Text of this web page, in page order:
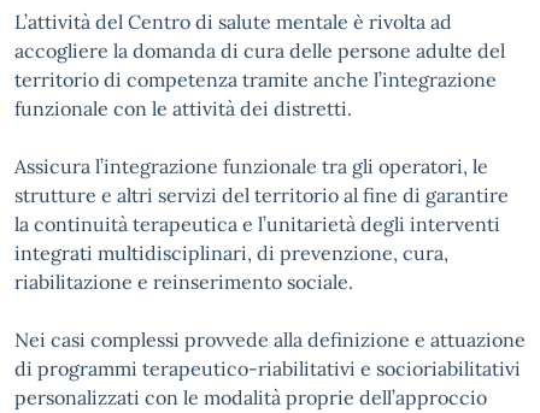
L’attività del Centro di salute mentale è rivolta ad
accogliere la domanda di cura delle persone adulte del
territorio di competenza tramite anche l’integrazione
funzionale con le attività dei distretti.
Assicura l’integrazione funzionale tra gli operatori, le
strutture e altri servizi del territorio al fine di garantire
la continuità terapeutica e l’unitarietà degli interventi
integrati multidisciplinari, di prevenzione, cura,
riabilitazione e reinserimento sociale.
Nei casi complessi provvede alla definizione e attuazione
di programmi terapeutico-riabilitativi e socioriabilitativi
personalizzati con le modalità proprie dell’approccio